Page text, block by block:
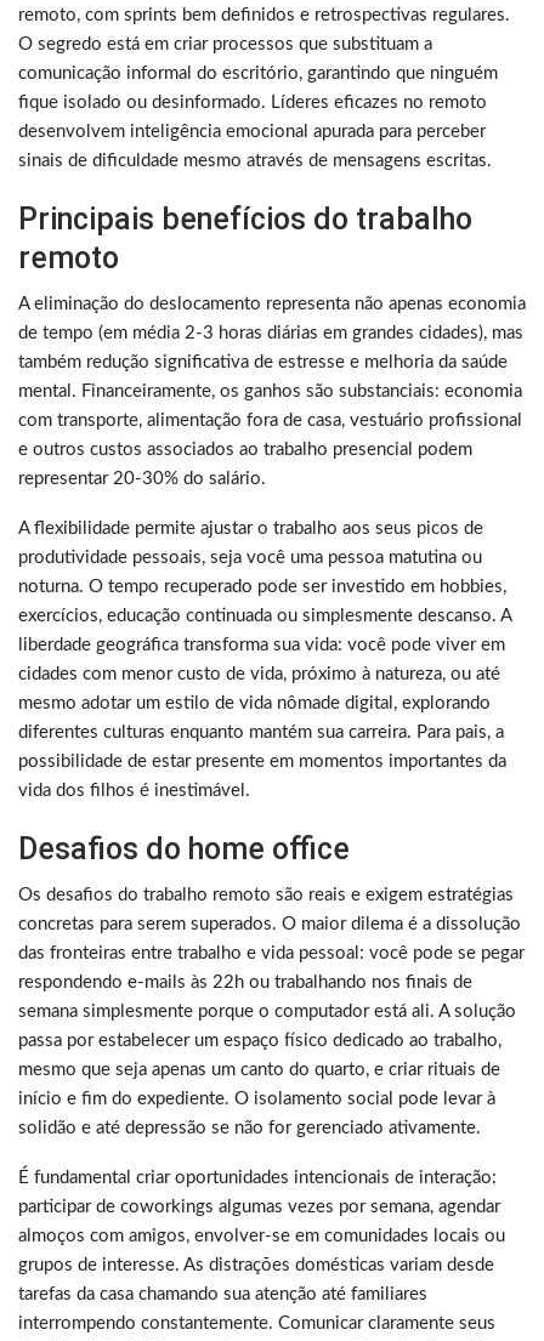
remoto, com sprints bem definidos e retrospectivas regulares.
O segredo está em criar processos que substituam a
comunicação informal do escritório, garantindo que ninguém
fique isolado ou desinformado. Líderes eficazes no remoto
desenvolvem inteligência emocional apurada para perceber
sinais de dificuldade mesmo através de mensagens escritas.
Principais benefícios do trabalho
remoto
A eliminação do deslocamento representa não apenas economia
de tempo (em média 2-3 horas diárias em grandes cidades), mas
também redução significativa de estresse e melhoria da saúde
mental. Financeiramente, os ganhos são substanciais: economia
com transporte, alimentação fora de casa, vestuário profissional
e outros custos associados ao trabalho presencial podem
representar 20-30% do salário.
A flexibilidade permite ajustar o trabalho aos seus picos de
produtividade pessoais, seja você uma pessoa matutina ou
noturna. O tempo recuperado pode ser investido em hobbies,
exercícios, educação continuada ou simplesmente descanso. A
liberdade geográfica transforma sua vida: você pode viver em
cidades com menor custo de vida, próximo à natureza, ou até
mesmo adotar um estilo de vida nômade digital, explorando
diferentes culturas enquanto mantém sua carreira. Para pais, a
possibilidade de estar presente em momentos importantes da
vida dos filhos é inestimável.
Desafios do home office
Os desafios do trabalho remoto são reais e exigem estratégias
concretas para serem superados. O maior dilema é a dissolução
das fronteiras entre trabalho e vida pessoal: você pode se pegar
respondendo e-mails às 22h ou trabalhando nos finais de
semana simplesmente porque o computador está ali. A solução
passa por estabelecer um espaço físico dedicado ao trabalho,
mesmo que seja apenas um canto do quarto, e criar rituais de
início e fim do expediente. O isolamento social pode levar à
solidão e até depressão se não for gerenciado ativamente.
É fundamental criar oportunidades intencionais de interação:
participar de coworkings algumas vezes por semana, agendar
almoços com amigos, envolver-se em comunidades locais ou
grupos de interesse. As distrações domésticas variam desde
tarefas da casa chamando sua atenção até familiares
interrompendo constantemente. Comunicar claramente seus